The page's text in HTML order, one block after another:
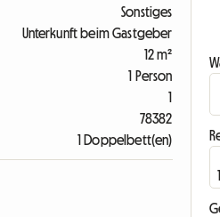
Sonstiges
Unterkunft beim Gastgeber
12 m²
1 Person
1
78382
1 Doppelbett(en)